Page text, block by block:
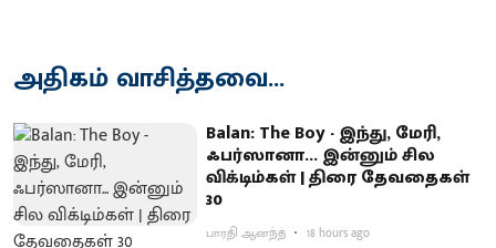
அதிகம் வாசித்தவை...
Balan: The Boy - இந்து, மேரி,
ஃபர்ஸானா... இன்னும் சில
விக்டிம்கள் | திரை தேவதைகள்
30
பாரதி ஆனந்த் 18 hours ago